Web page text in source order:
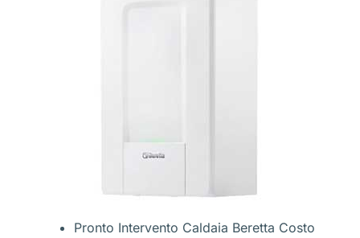
Pronto Intervento Caldaia Beretta Costo